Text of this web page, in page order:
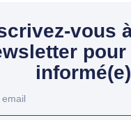
vous
informé(e)